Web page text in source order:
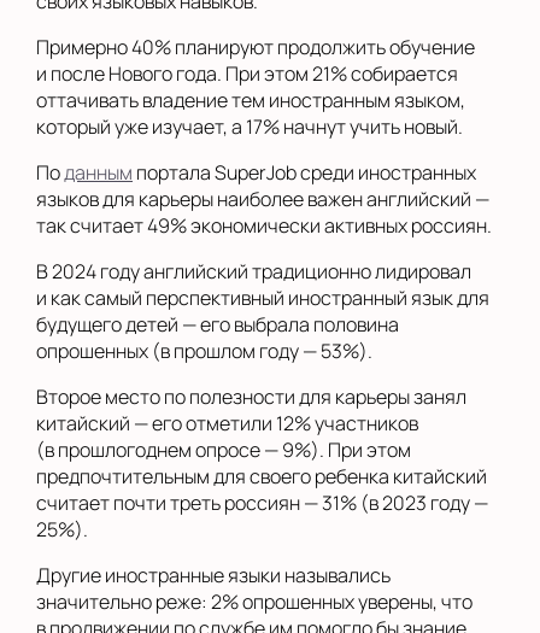
Примерно 40% планируют продолжить обучение
и после Нового года. При этом 21% собирается
оттачивать владение тем иностранным языком,
который уже изучает, а 17% начнут учить новый.
Поданным портала SuperJob среди иностранных
языков для карьеры наиболее важен английский —
так считает 49% экономически активных россиян.
В 2024 году английский традиционно лидировал
и как самый перспективный иностранный язык для
будущего детей — его выбрала половина
опрошенных (в прошлом году — 53%).
Второе место по полезности для карьеры занял
китайский — его отметили 12% участников
(в прошлогоднем опросе — 9%). При этом
предпочтительным для своего ребенка китайский
считает почти треть россиян — 31% (в 2023 году —
25%).
Другие иностранные языки назывались
значительно реже: 2% опрошенных уверены, что